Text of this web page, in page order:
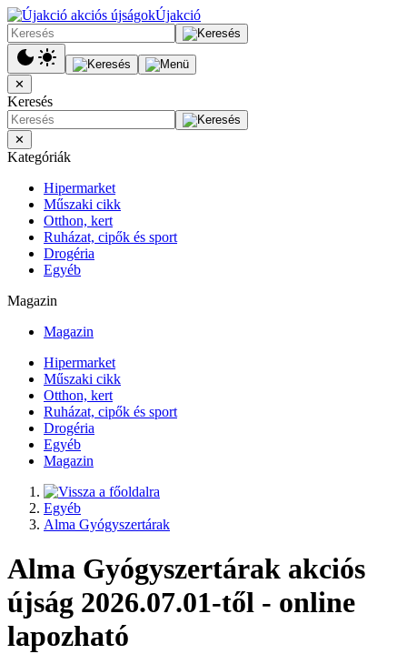
Újakció
✕
Keresés
✕
Kategóriák
Hipermarket
Műszaki cikk
Otthon, kert
Ruházat, cipők és sport
Drogéria
Egyéb
Magazin
Magazin
Hipermarket
Műszaki cikk
Otthon, kert
Ruházat, cipők és sport
Drogéria
Egyéb
Magazin
Egyéb
Alma Gyógyszertárak
Alma Gyógyszertárak akciós
újság 2026.07.01-től - online
lapozható